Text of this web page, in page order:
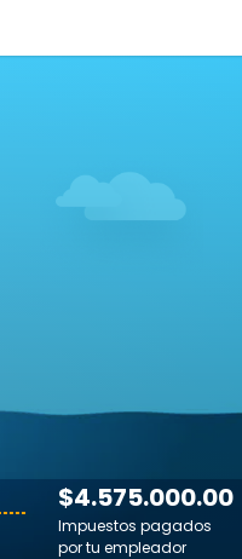
$4.575.000.00
Impuestos pagados
por tu empleador